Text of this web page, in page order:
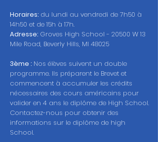
Horaires: du lundi au vendredi de 7h50 à
14h50 et de 15h à 17h.
Adresse: Groves High School - 20500 W 13
Mile Road, Beverly Hills, MI 48025
3ème : Nos élèves suivent un double
programme. Ils préparent le Brevet et
commencent à accumuler les crédits
nécessaires des cours américains pour
valider en 4 ans le diplôme de High School.
Contactez-nous pour obtenir des
informations sur le diplôme de high
School.